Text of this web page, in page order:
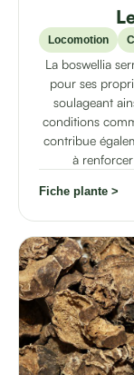
Locomotion
La boswellia
pour ses
soulageant
conditions
contribue
à
Fiche plante >